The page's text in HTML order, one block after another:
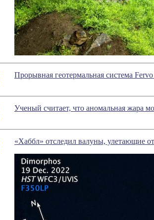
Прорывная геотермальная система
Ученый считает, что аномальная жара
«Хаббл» отследил валуны, улетающие